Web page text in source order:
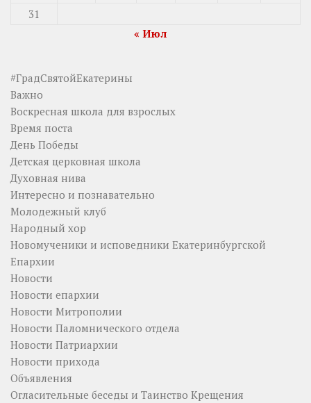
31
« Июл
#ГрадСвятойЕкатерины
Важно
Воскресная школа для взрослых
Время поста
День Победы
Детская церковная школа
Духовная нива
Интересно и познавательно
Молодежный клуб
Народный хор
Новомученики и исповедники Екатеринбургской
Епархии
Новости
Новости епархии
Новости Митрополии
Новости Паломнического отдела
Новости Патриархии
Новости прихода
Объявления
Огласительные беседы и Таинство Крещения